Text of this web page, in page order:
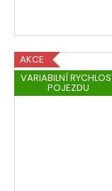
Platí
AKCE
VARIABILNÍ
POJEZDU